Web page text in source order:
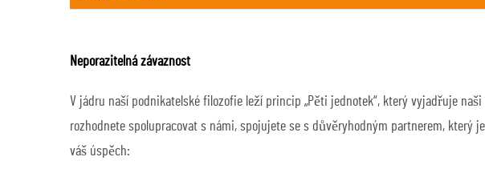
Neporazitelná závaznost
V jádru naší podnikatelské filozofie leží princip „Pěti jednotek“, který vyjadřuje
rozhodnete spolupracovat s námi, spojujete se s důvěryhodným partnerem,
váš úspěch: